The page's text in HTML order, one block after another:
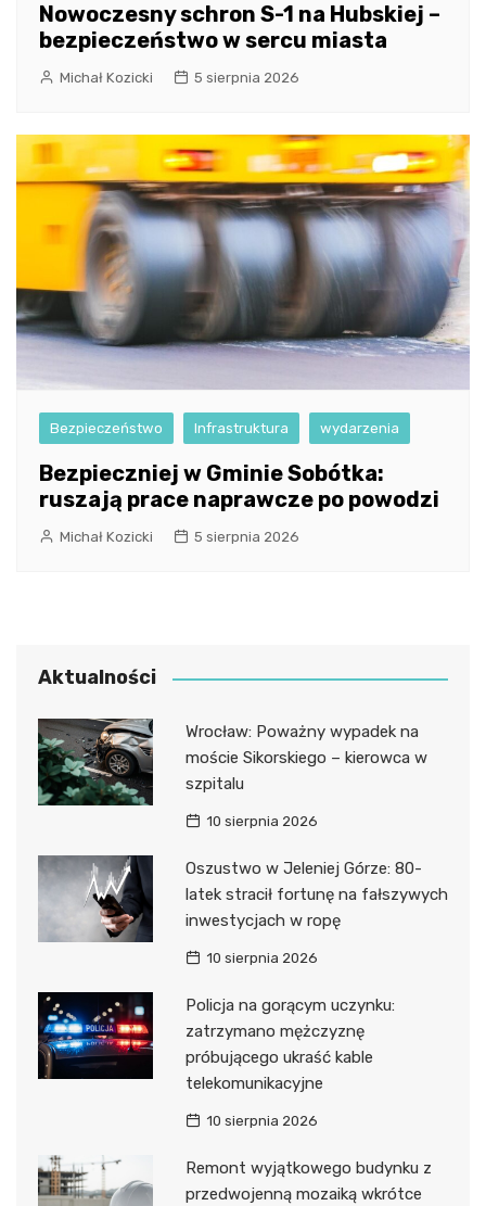
Nowoczesny schron S-1 na Hubskiej –
bezpieczeństwo w sercu miasta
Michał Kozicki 5 sierpnia 2026
Bezpieczeństwo Infrastruktura wydarzenia
Bezpieczniej w Gminie Sobótka:
ruszają prace naprawcze po powodzi
Michał Kozicki 5 sierpnia 2026
Aktualności
Wrocław: Poważny wypadek na
moście Sikorskiego – kierowca w
szpitalu
10 sierpnia 2026
Oszustwo w Jeleniej Górze: 80-
latek stracił fortunę na fałszywych
inwestycjach w ropę
10 sierpnia 2026
Policja na gorącym uczynku:
zatrzymano mężczyznę
próbującego ukraść kable
telekomunikacyjne
10 sierpnia 2026
Remont wyjątkowego budynku z
przedwojenną mozaiką wkrótce